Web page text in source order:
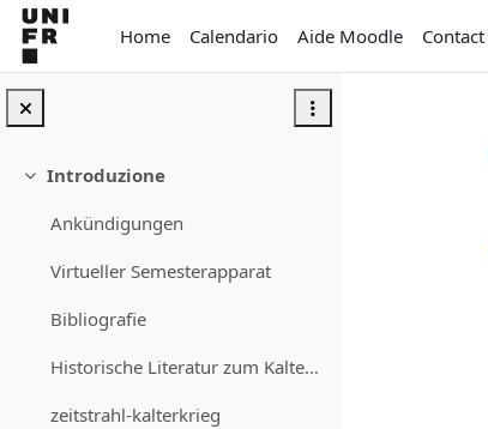
Vai al contenuto principale
Home
Calendario Aide Moodle Contact
Minimizza
Introduzione
Ankündigungen
Virtueller Semesterapparat
Bibliografie
Historische Literatur zum Kalten Krieg
zeitstrahl-kalterkrieg